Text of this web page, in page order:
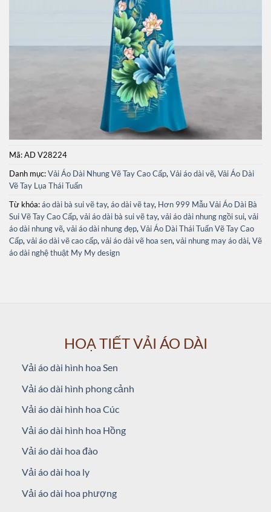
Mã:AD V28224
Danh mục:Vải Áo Dài Nhung Vẽ Tay Cao Cấp,Vải áo dài vẽ,Vải Áo Dài
Vẽ Tay Lụa Thái Tuấn
Từ khóa:áo dài bà sui vẽ tay,áo dài vẽ tay, Hơn 999 Mẫu Vải Áo Dài Bà
Sui Vẽ Tay Cao Cấp,vải áo dài bà sui vẽ tay,vải áo dài nhung ngồi sui,vải
áo dài nhung vẽ,vải áo dài nhung đẹp,Vải Áo Dài Thái Tuấn Vẽ Tay Cao
Cấp,vải áo dài vẽ cao cấp,vải áo dài vẽ hoa sen,vải nhung may áo dài,Vẽ
áo dài nghệ thuật My My design
HOẠ TIẾT VẢI ÁO DÀI
Vải áo dài hình hoa Sen
Vải áo dài hình phong cảnh
Vải áo dài hình hoa Cúc
Vải áo dài hình hoa Hồng
Vải áo dài hoa đào
Vải áo dài hoa ly
Vải áo dài hoa phượng